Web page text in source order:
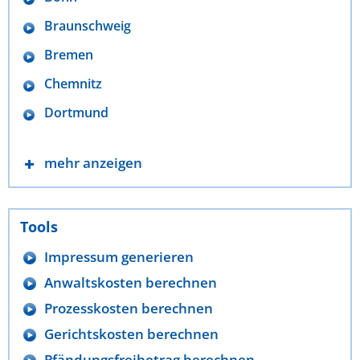
Braunschweig
Bremen
Chemnitz
Dortmund
mehr anzeigen
Tools
Impressum generieren
Anwaltskosten berechnen
Prozesskosten berechnen
Gerichtskosten berechnen